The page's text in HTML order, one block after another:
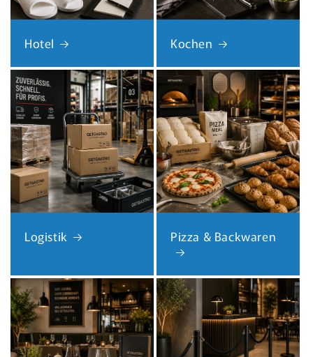
Hotel Kochen
Logistik Pizza & Backwaren